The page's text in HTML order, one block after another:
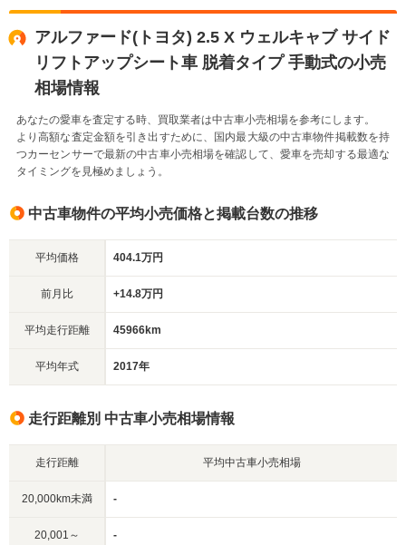
アルファード(トヨタ) 2.5 X ウェルキャブ サイド
リフトアップシート車 脱着タイプ 手動式の小売
相場情報
あなたの愛車を査定する時、買取業者は中古車小売相場を参考にします。
より高額な査定金額を引き出すために、国内最大級の中古車物件掲載数を持
つカーセンサーで最新の中古車小売相場を確認して、愛車を売却する最適な
タイミングを見極めましょう。
中古車物件の平均小売価格と掲載台数の推移
平均価格 404.1万円
前月比 +14.8万円
平均走行距離 45966km
平均年式 2017年
走行距離別 中古車小売相場情報
走行距離 平均中古車小売相場
20,000km未満 -
20,001～
-